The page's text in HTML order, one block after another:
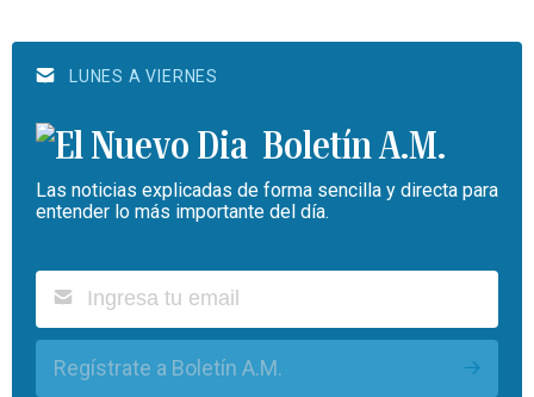
LUNES A VIERNES
Boletín A.M.
Las noticias explicadas de forma sencilla y directa para
entender lo más importante del día.
Regístrate a Boletín A.M.